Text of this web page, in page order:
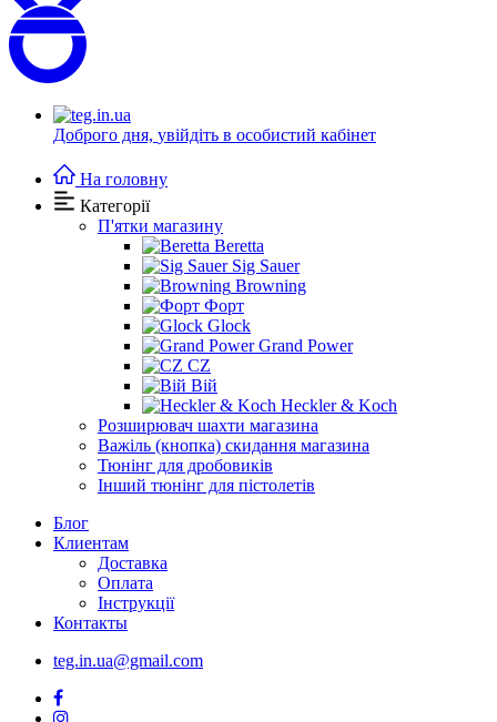
Доброго дня, увійдіть в особистий кабінет
На головну
Категорії
П'ятки магазину
Beretta
Sig Sauer
Browning
Форт
Glock
Grand Power
CZ
Вій
Heckler & Koch
Розширювач шахти магазина
Важіль (кнопка) скидання магазина
Тюнінг для дробовиків
Інший тюнінг для пістолетів
Блог
Клиентам
Доставка
Оплата
Інструкції
Контакты
teg.in.ua@gmail.com